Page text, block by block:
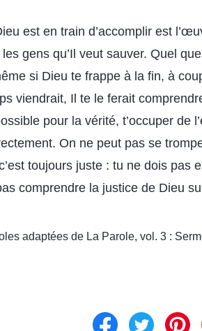
est en train d’accomplir est
gens qu’Il veut sauver. Quel
si Dieu te frappe à la fin, à
viendrait, Il te le ferait
pour la vérité, t’occuper de
On ne peut pas se
toujours juste : tu ne dois pas
comprendre la justice de Dieu
adaptées de La Parole, vol. 3 :